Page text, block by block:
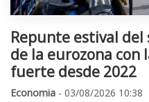
Repunte estival
de la eurozona con
fuerte desde 2022
Economia - 03/08/2026 10:38